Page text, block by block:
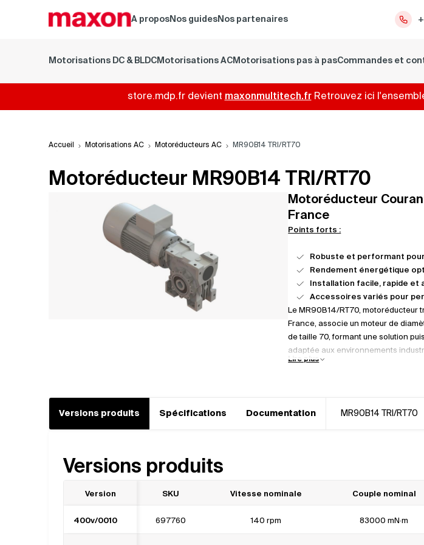
A propos Nos guides Nos partenaires
Motorisations DC & BLDC Motorisations AC Motorisations pas à pasCommandes et
store.mdp.fr devient maxonmultitech.frRetrouvez ici
Accueil Motorisations AC Motoréducteurs AC MR90B14 TRI/RT70
Motoréducteur MR90B14 TRI/RT70
Motoréducteur
France
Points forts :
Robuste et performant
Rendement énergétique
Installation facile, rapide et
Accessoires variés pour
Le MR90B14/RT70, motoréducteur
France, associe un moteur de
de taille 70, formant une solution
adaptée aux environnements
en trois niveaux de puissance : 0,75
maîtrisant la consommation
Lire plus
Versions produits Spécifications Documentation MR90B14 TRI/RT70
Versions produits
Version SKU Vitesse nominale Couple nominal
400v/0010 697760 140 rpm 83000 mN·m